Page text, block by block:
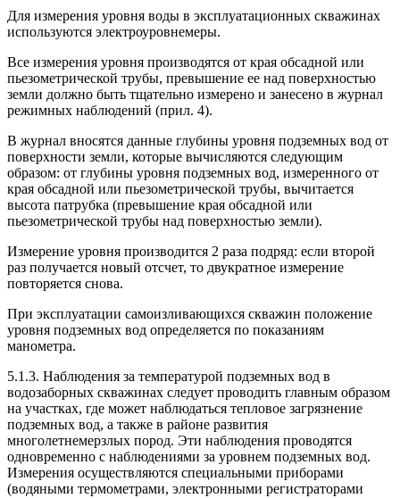
Для измерения уровня воды в эксплуатационных скважинах
используются электроуровнемеры.
Все измерения уровня производятся от края обсадной или
пьезометрической трубы, превышение ее над поверхностью
земли должно быть тщательно измерено и занесено в журнал
режимных наблюдений (прил. 4).
В журнал вносятся данные глубины уровня подземных вод от
поверхности земли, которые вычисляются следующим
образом: от глубины уровня подземных вод, измеренного от
края обсадной или пьезометрической трубы, вычитается
высота патрубка (превышение края обсадной или
пьезометрической трубы над поверхностью земли).
Измерение уровня производится 2 раза подряд: если второй
раз получается новый отсчет, то двукратное измерение
повторяется снова.
При эксплуатации самоизливающихся скважин положение
уровня подземных вод определяется по показаниям
манометра.
5.1.3. Наблюдения за температурой подземных вод в
водозаборных скважинах следует проводить главным образом
на участках, где может наблюдаться тепловое загрязнение
подземных вод, а также в районе развития
многолетнемерзлых пород. Эти наблюдения проводятся
одновременно с наблюдениями за уровнем подземных вод.
Измерения осуществляются специальными приборами
(водяными термометрами, электронными регистраторами